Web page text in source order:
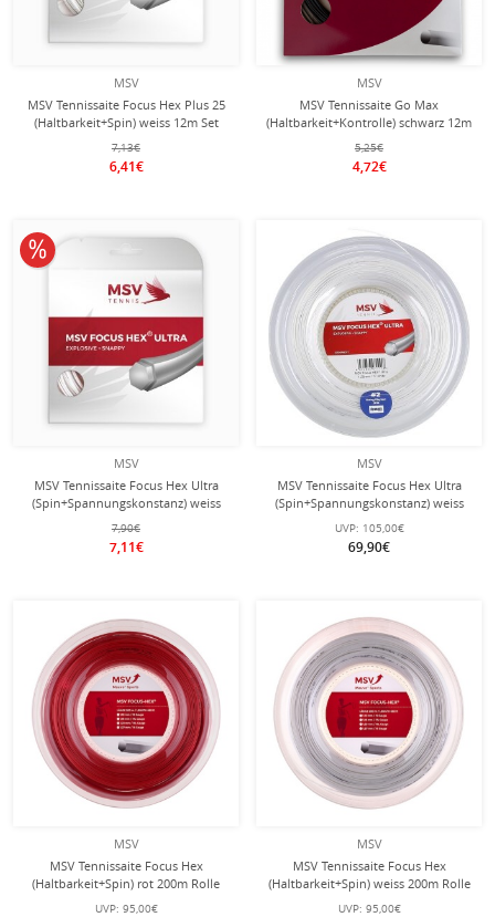
MSV
MSV Tennissaite Focus Hex Plus 25
(Haltbarkeit+Spin) weiss 12m Set
7,13€
6,41€
MSV
MSV Tennissaite Go Max
(Haltbarkeit+Kontrolle) schwarz 12m
Set
5,25€
4,72€
MSV
MSV Tennissaite Focus Hex Ultra
(Spin+Spannungskonstanz) weiss
12m Set
7,90€
7,11€
10% reduziert
MSV
MSV Tennissaite Focus Hex Ultra
(Spin+Spannungskonstanz) weiss
200m Rolle
UVP: 105,00€
69,90€
MSV
MSV Tennissaite Focus Hex
(Haltbarkeit+Spin) rot 200m Rolle
UVP: 95,00€
MSV
MSV Tennissaite Focus Hex
(Haltbarkeit+Spin) weiss 200m Rolle
UVP: 95,00€